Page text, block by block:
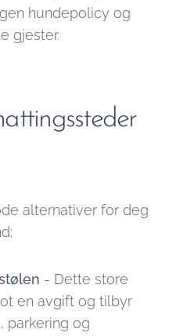
hundepolicy og
gjester.
alternativer for deg
- Dette store
en avgift og tilbyr
parkering og